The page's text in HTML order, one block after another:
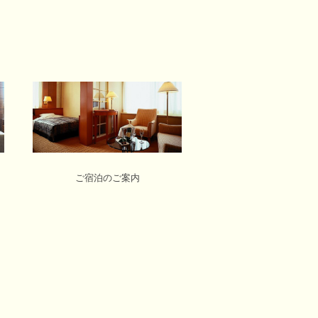
ご宿泊のご案内